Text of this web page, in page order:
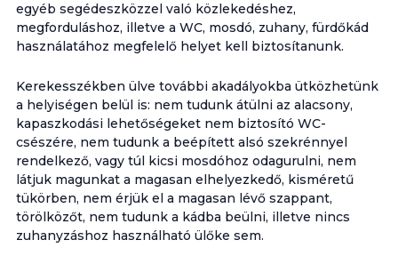
egyéb segédeszközzel való közlekedéshez,
megforduláshoz, illetve a WC, mosdó, zuhany, fürdőkád
használatához megfelelő helyet kell biztosítanunk.
Kerekesszékben ülve további akadályokba ütközhetünk
a helyiségen belül is: nem tudunk átülni az alacsony,
kapaszkodási lehetőségeket nem biztosító WC-
csészére, nem tudunk a beépített alsó szekrénnyel
rendelkező, vagy túl kicsi mosdóhoz odagurulni, nem
látjuk magunkat a magasan elhelyezkedő, kisméretű
tükörben, nem érjük el a magasan lévő szappant,
törölközőt, nem tudunk a kádba beülni, illetve nincs
zuhanyzáshoz használható ülőke sem.